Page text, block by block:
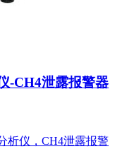
-CH4泄露报警器
析仪，CH4泄露报警